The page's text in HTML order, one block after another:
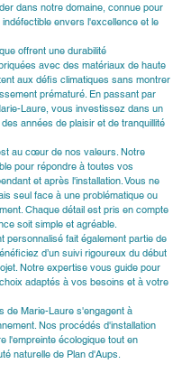
dans notre domaine, connue pour
envers l'excellence et le
offrent une durabilité
avec des matériaux de haute
aux défis climatiques sans montrer
prématuré. En passant par
Laure, vous investissez dans un
années de plaisir et de tranquillité
au cœur de nos valeurs. Notre
pour répondre à toutes vos
et après l'installation. Vous ne
seul face à une problématique ou
Chaque détail est pris en compte
soit simple et agréable.
personnalisé fait également partie de
d’un suivi rigoureux du début
Notre expertise vous guide pour
adaptés à vos besoins et à votre
de Marie-Laure s'engagent à
Nos procédés d'installation
l'empreinte écologique tout en
naturelle de Plan d'Aups.